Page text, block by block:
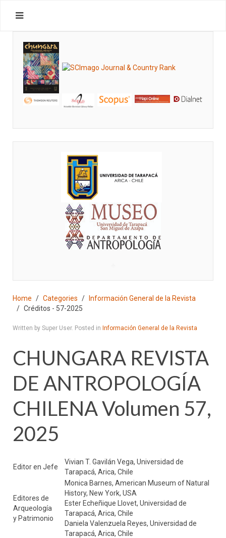
Home Categories
Información General de la Revista
Créditos - 57-2025
Written by Super User. Posted in Información General de la Revista
CHUNGARA REVISTA
DE ANTROPOLOGÍA
CHILENA Volumen 57,
2025
Editor en Jefe
Vivian T. Gavilán Vega, Universidad de
Tarapacá, Arica, Chile
Editores de
Arqueología
y Patrimonio
Monica Barnes, American Museum of Natural
History, New York, USA
Ester Echeñique Llovet, Universidad de
Tarapacá, Arica, Chile
Daniela Valenzuela Reyes, Universidad de
Tarapacá, Arica, Chile